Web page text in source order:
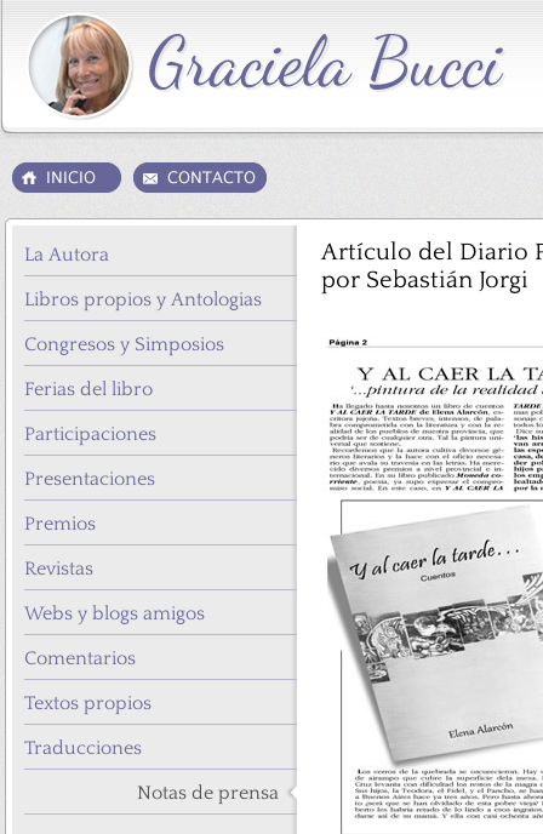
La Autora
Libros propios y Antologias
Congresos y Simposios
Ferias del libro
Participaciones
Presentaciones
Premios
Revistas
Webs y blogs amigos
Comentarios
Textos propios
Traducciones
Notas de prensa
Artículo del Diario
por Sebastián Jorgi